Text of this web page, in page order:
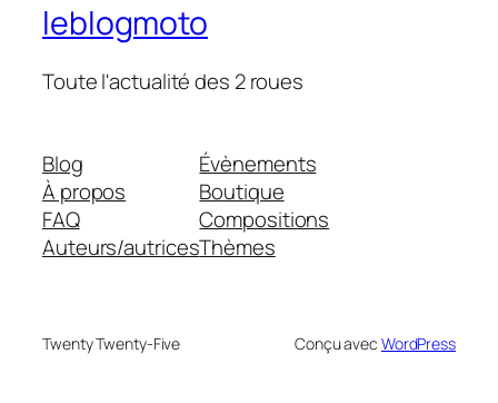
leblogmoto
Toute l'actualité des 2 roues
Blog
À propos
FAQ
Auteurs/autrices
Évènements
Boutique
Compositions
Thèmes
Twenty Twenty-Five Conçu avec WordPress